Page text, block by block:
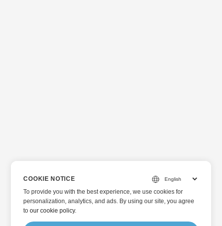
COOKIE NOTICE
To provide you with the best experience, we use cookies for
personalization, analytics, and ads. By using our site, you agree
toour cookie policy.